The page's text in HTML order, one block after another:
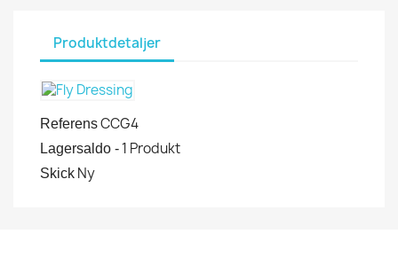
Produktdetaljer
ReferensCCG4
Lagersaldo - 1 Produkt
Skick Ny